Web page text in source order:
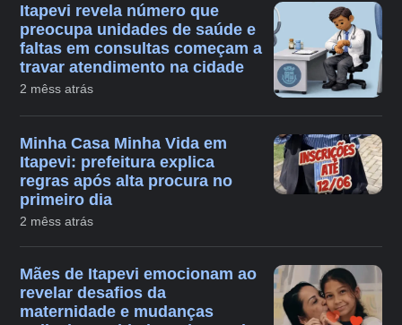
Itapevi revela número que
preocupa unidades de saúde e
faltas em consultas começam a
travar atendimento na cidade
2 mêss atrás
Minha Casa Minha Vida em
Itapevi: prefeitura explica
regras após alta procura no
primeiro dia
2 mêss atrás
Mães de Itapevi emocionam ao
revelar desafios da
maternidade e mudanças